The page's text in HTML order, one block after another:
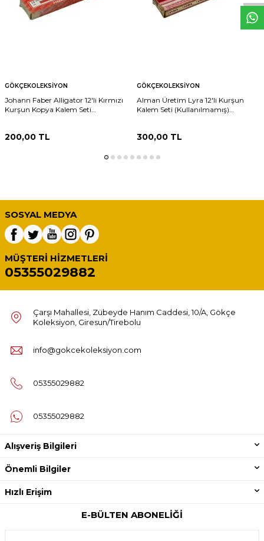
GÖKÇEKOLEKSIYON
Johann Faber Alligator 12'li Kırmızı
Kurşun Kopya Kalem Seti
200,00 TL
GÖKÇEKOLEKSIYON
Alman Üretim Lyra 12'li Kurşun
Kalem Seti (Kullanılmamış)
300,00TL
SOSYAL MEDYA
MÜŞTERI HIZMETLERI
05355029882
Çarşı Mahallesi, Zübeyde Hanım Caddesi, 10/A, Gökçe
Koleksiyon, Giresun/Tirebolu
info@gokcekoleksiyon.com
05355029882
05355029882
Alışveriş Bilgileri
Önemli Bilgiler
Hızlı Erişim
E-BÜLTEN ABONELIĞI